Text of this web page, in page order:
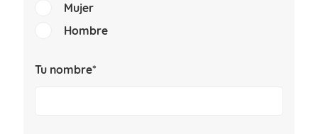
Mujer
Hombre
Tu nombre*